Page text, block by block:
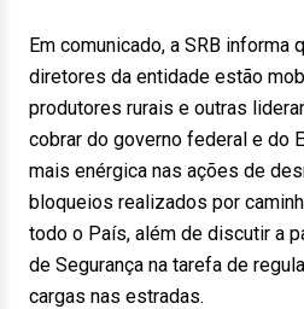
Em comunicado, a SRB informa
diretores da entidade estão
produtores rurais e outras
cobrar do governo federal e do
mais enérgica nas ações de
bloqueios realizados por
todo o País, além de discutir a
de Segurança na tarefa de
cargas nas estradas.